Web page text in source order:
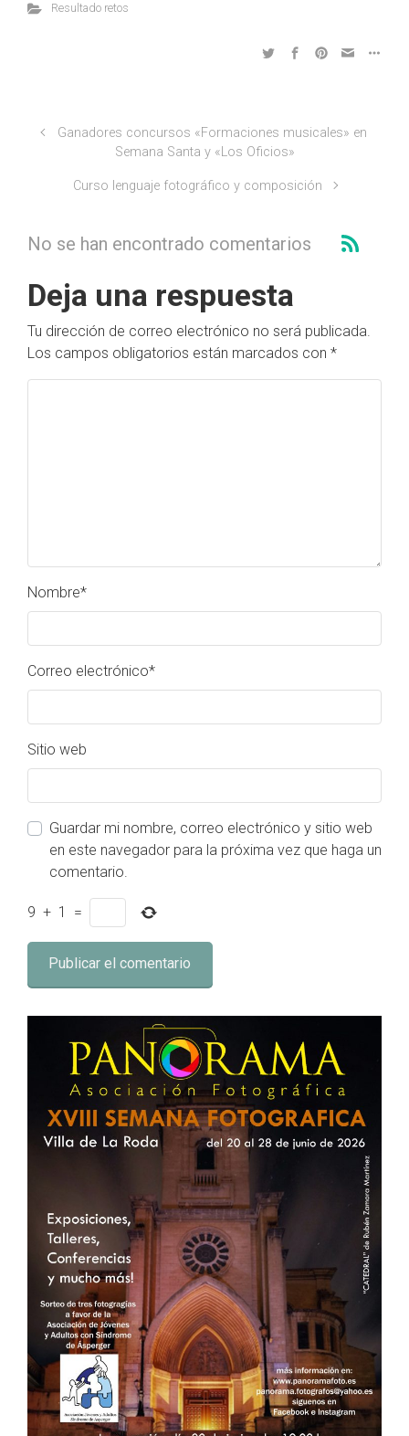
Resultado retos
Ganadores concursos «Formaciones musicales» en
Semana Santa y «Los Oficios»
Curso lenguaje fotográfico y composición
No se han encontrado comentarios
Deja una respuesta
Tu dirección de correo electrónico no será publicada.
Los campos obligatorios están marcados con *
Nombre*
Correo electrónico*
Sitio web
Guardar mi nombre, correo electrónico y sitio web
en este navegador para la próxima vez que haga un
comentario.
9 + 1 =